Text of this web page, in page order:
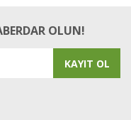
OLUN!
KAYIT OL